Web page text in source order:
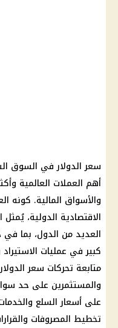
سعر الدولار في السوق
أهم العملات العالمية
والأسواق المالية. كونه
الاقتصادية الدولية،
العديد من الدول، بما
كبير في عمليات
متابعة تحركات سعر
والمستثمرين على حد
على أسعار السلع
تخطيط المصروفات